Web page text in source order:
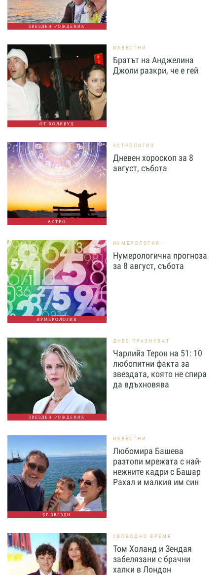
ЗВЕЗДЕН РОЖДЕНИК
ОТ ХОЛИВУД
ИЗВЕСТНИ
Братът на Анджелина
Джоли разкри, че е гей
АСТРО
АСТРОЛОГИЯ
Дневен хороскоп за 8
август, събота
НУМЕРОЛОГИЯ
НУМЕРОЛОГИЯ
Нумерологична прогноза
за 8 август, събота
ЗВЕЗДЕН РОЖДЕНИК
ДНЕС ПРАЗНУВАТ
Чарлийз Терон на 51: 10
любопитни факта за
звездата, която не спира
да вдъхновява
БГ ЗВЕЗДИ
ИЗВЕСТНИ
Любомира Башева
разтопи мрежата с най-
нежните кадри с Башар
Рахал и малкия им син
СВОБОДНО ВРЕМЕ
Том Холанд и Зендая
забелязани с брачни
халки в Лондон